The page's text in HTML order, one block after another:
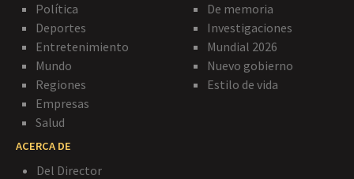
Política
Deportes
Entretenimiento
Mundo
Regiones
Empresas
Salud
De memoria
Investigaciones
Mundial 2026
Nuevo gobierno
Estilo de vida
ACERCA DE
Del Director